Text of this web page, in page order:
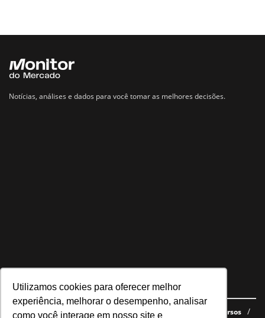
Utilizamos cookies para oferecer melhor
experiência, melhorar o desempenho, analisar
como você interage em nosso site e
Notícias, análises e dados para você tomar as melhores decisões.
Navegue no site
Últimas notícias Quem somos E-books gratuitos Cursos